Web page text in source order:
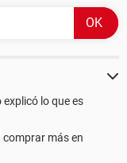
lo que es
comprar más en